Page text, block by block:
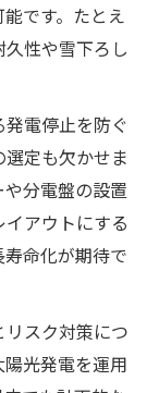
です。たとえ
性や雪下ろし
電停止を防ぐ
定も欠かせま
分電盤の設置
アウトにする
命化が期待で
スク対策につ
光発電を運用